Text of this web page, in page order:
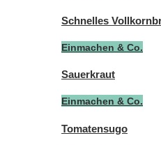
Schnelles
Einmachen & Co.
Sauerkraut
Einmachen & Co.
Tomatensugo